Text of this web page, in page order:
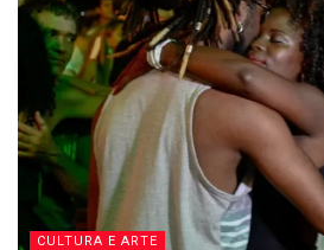
CULTURA E ARTE